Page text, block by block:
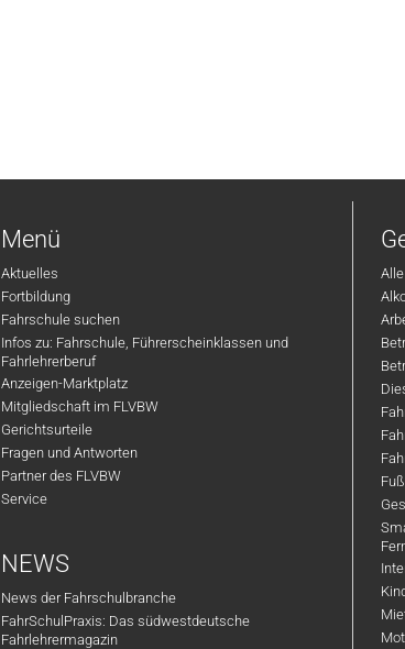
Menü
Aktuelles
Fortbildung
Fahrschule suchen
Infos zu: Fahrschule, Führerscheinklassen und
Fahrlehrerberuf
Anzeigen-Marktplatz
Mitgliedschaft im FLVBW
Gerichtsurteile
Fragen und Antworten
Partner des FLVBW
Service
NEWS
News der Fahrschulbranche
FahrSchulPraxis: Das südwestdeutsche
Fahrlehrermagazin